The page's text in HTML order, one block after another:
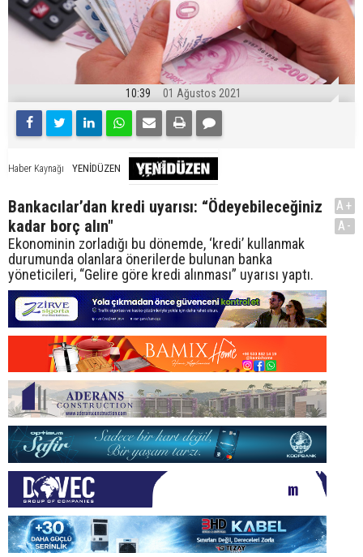
10:39 01 Ağustos 2021
Haber Kaynağı YENİDÜZEN
Bankacılar’dan kredi uyarısı: “Ödeyebileceğiniz
kadar borç alın"
Ekonominin zorladığı bu dönemde, ‘kredi’ kullanmak
durumunda olanlara önerilerde bulunan banka
yöneticileri, “Gelire göre kredi alınması” uyarısı yaptı.
A+
A-